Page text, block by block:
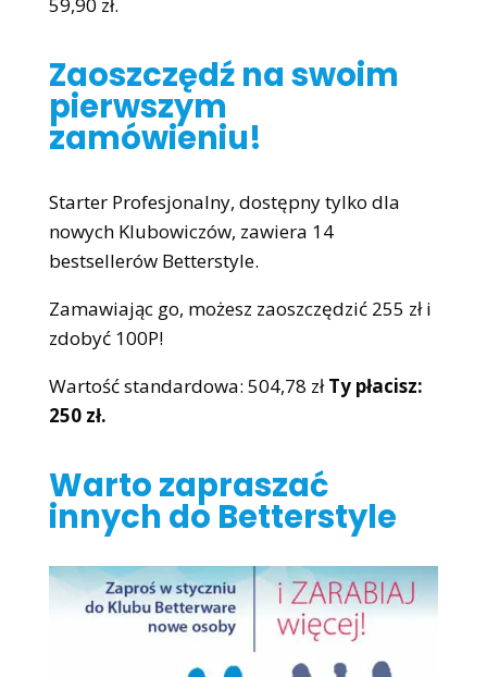
Zaoszczędź na swoim
pierwszym
zamówieniu!
Starter Profesjonalny, dostępny tylko dla
nowych Klubowiczów, zawiera 14
bestsellerów Betterstyle.
Zamawiając go, możesz zaoszczędzić 255 zł i
zdobyć 100P!
Wartość standardowa: 504,78 złTy płacisz:
250 zł.
Warto zapraszać
innych do Betterstyle